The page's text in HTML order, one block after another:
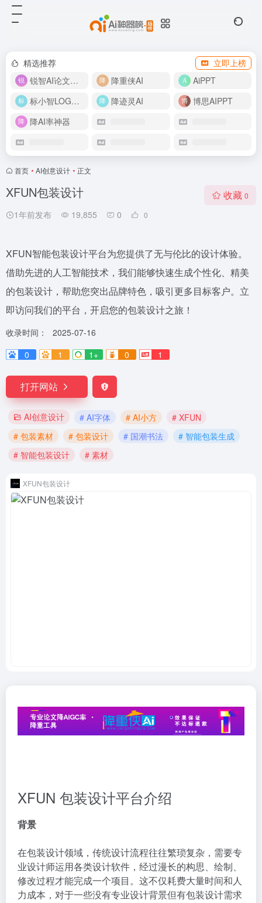
精选推荐
立即上榜
锐智AI论文生成
降重侠AI
AiPPT
标小智LOGO设计
降迹灵AI
博思AIPPT
降AI率神器
首页 • AI创意设计 • 正文
XFUN包装设计
1年前发布 19,855 0 0
收藏 0
XFUN智能包装设计平台为您提供了无与伦比的设计体验。
借助先进的人工智能技术，我们能够快速生成个性化、精美
的包装设计，帮助您突出品牌特色，吸引更多目标客户。立
即访问我们的平台，开启您的包装设计之旅！
收录时间：
2025-07-16
0
1 1+ 0 1
打开网站
AI创意设计 # AI字体 # AI小方
# XFUN
# 包装素材
# 包装设计 # 国潮书法
# 智能包装生成
# 智能包装设计
# 素材
XFUN包装设计